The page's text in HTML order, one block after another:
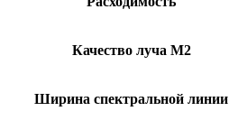
Качество луча М2
Ширина спектральной линии